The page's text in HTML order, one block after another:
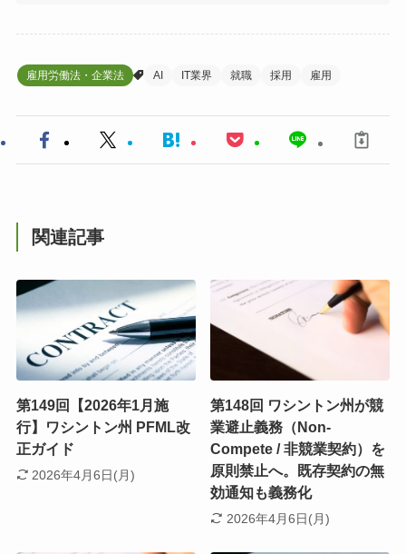
雇用労働法・企業法 AI IT業界 就職 採用 雇用
関連記事
第149回【2026年1月施
行】ワシントン州 PFML改
正ガイド
2026年4月6日(月)
第148回 ワシントン州が競
業避止義務（Non-
Compete / 非競業契約）を
原則禁止へ。既存契約の無
効通知も義務化
2026年4月6日(月)